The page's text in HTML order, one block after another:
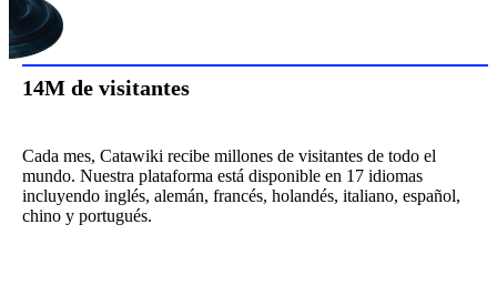
14M de visitantes
Cada mes, Catawiki recibe millones de visitantes de todo el
mundo. Nuestra plataforma está disponible en 17 idiomas
incluyendo inglés, alemán, francés, holandés, italiano, español,
chino y portugués.